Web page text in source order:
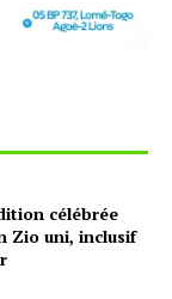
célébrée
Zio uni, inclusif